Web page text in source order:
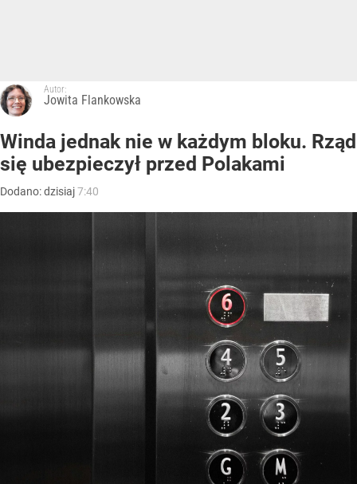
Autor:
Jowita Flankowska
Winda jednak nie w każdym bloku. Rząd
się ubezpieczył przed Polakami
Dodano:dzisiaj7:40